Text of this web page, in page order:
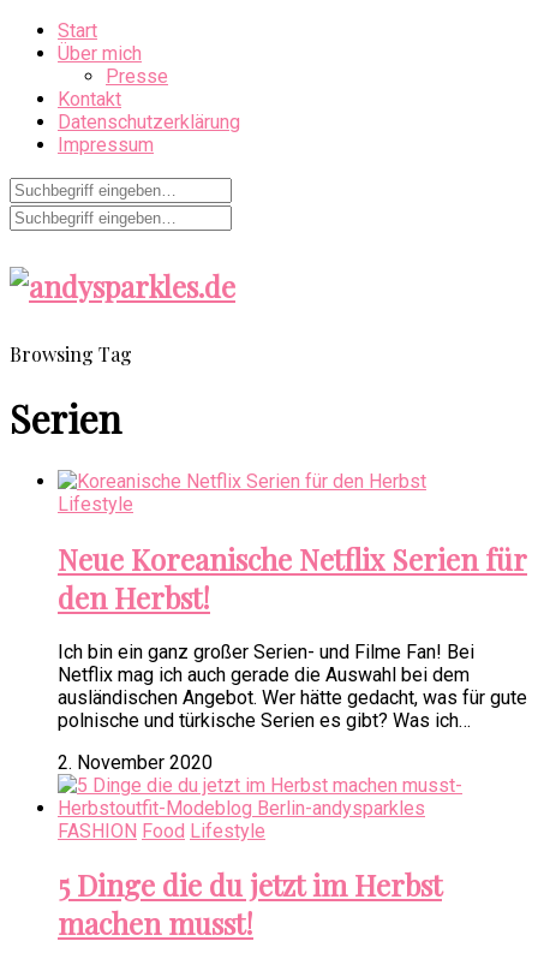
Start
Über mich
Presse
Kontakt
Datenschutzerklärung
Impressum
Browsing Tag
Serien
Lifestyle
Neue Koreanische Netflix Serien für
den Herbst!
Ich bin ein ganz großer Serien- und Filme Fan! Bei
Netflix mag ich auch gerade die Auswahl bei dem
ausländischen Angebot. Wer hätte gedacht, was für gute
polnische und türkische Serien es gibt? Was ich…
2. November 2020
FASHION Food Lifestyle
5 Dinge die du jetzt im Herbst
machen musst!